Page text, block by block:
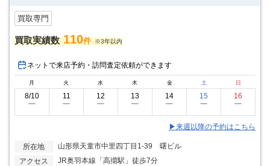
最上郡真室川
町
買取専門
買取実績数 110件 ※3年以内
ネットで来店予約・訪問査定依頼ができます
月 火 水 木 金 土 日
8/10
ー
11
ー
12
ー
13
ー
14
ー
15
ー
16
ー
▶来週以降の予約はこちら
所在地
山形県天童市中里四丁目1-39 曙ビル
アクセス
JR奥羽本線「高擶駅」徒歩7分